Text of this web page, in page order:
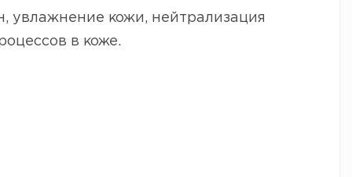
кожи, нейтрализация
в коже.